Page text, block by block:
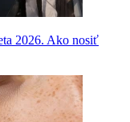
2026. Ako nosiť